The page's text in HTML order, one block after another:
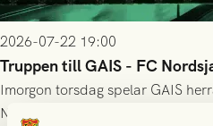
2026-07-22 19:00
Truppen till GAIS - FC
Imorgon torsdag spelar GAIS
Nordsjælland på Gamla Ullevi